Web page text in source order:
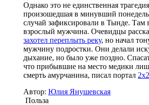
Однако это не единственная
произошедшая в минувший
случай зафиксировали в Тынде. Там
взрослый мужчина. Очевидцы
захотел переплыть реку, но начал
мужчину подростки. Они делали
дыхание, но было уже поздно.
что прибывшие на место медики
смерть амурчанина, писал портал
Автор: Юлия Янушевская
Польза